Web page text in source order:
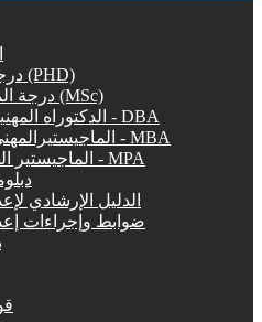
درجة دكتوراة الفلسفة (PHD)
درجة الماجيستير الأكاديمي (MSc)
الدكتوراه المهنية في إدارة الأعمال - DBA
الماجيستيرالمهني في إدارة الأعمال - MBA
الماجيستير المهني في المحاسبة - MPA
الدليل الإرشادي
ضوابط وإجراءات